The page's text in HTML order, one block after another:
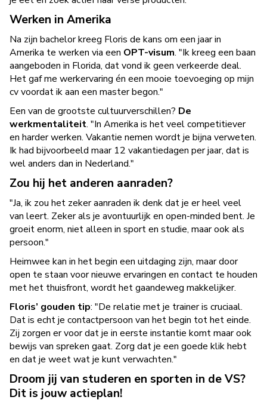
Werken in Amerika
Na zijn bachelor kreeg Floris de kans om een jaar in
Amerika te werken via een OPT-visum. "Ik kreeg een baan
aangeboden in Florida, dat vond ik geen verkeerde deal.
Het gaf me werkervaring én een mooie toevoeging op mijn
cv voordat ik aan een master begon."
Een van de grootste cultuurverschillen? De
werkmentaliteit. "In Amerika is het veel competitiever
en harder werken. Vakantie nemen wordt je bijna verweten.
Ik had bijvoorbeeld maar 12 vakantiedagen per jaar, dat is
wel anders dan in Nederland."
Zou hij het anderen aanraden?
"Ja, ik zou het zeker aanraden ik denk dat je er heel veel
van leert. Zeker als je avontuurlijk en open-minded bent. Je
groeit enorm, niet alleen in sport en studie, maar ook als
persoon."
Heimwee kan in het begin een uitdaging zijn, maar door
open te staan voor nieuwe ervaringen en contact te houden
met het thuisfront, wordt het gaandeweg makkelijker.
Floris’ gouden tip: "De relatie met je trainer is cruciaal.
Dat is echt je contactpersoon van het begin tot het einde.
Zij zorgen er voor dat je in eerste instantie komt maar ook
bewijs van spreken gaat. Zorg dat je een goede klik hebt
en dat je weet wat je kunt verwachten."
Droom jij van studeren en sporten in de VS?
Dit is jouw actieplan!